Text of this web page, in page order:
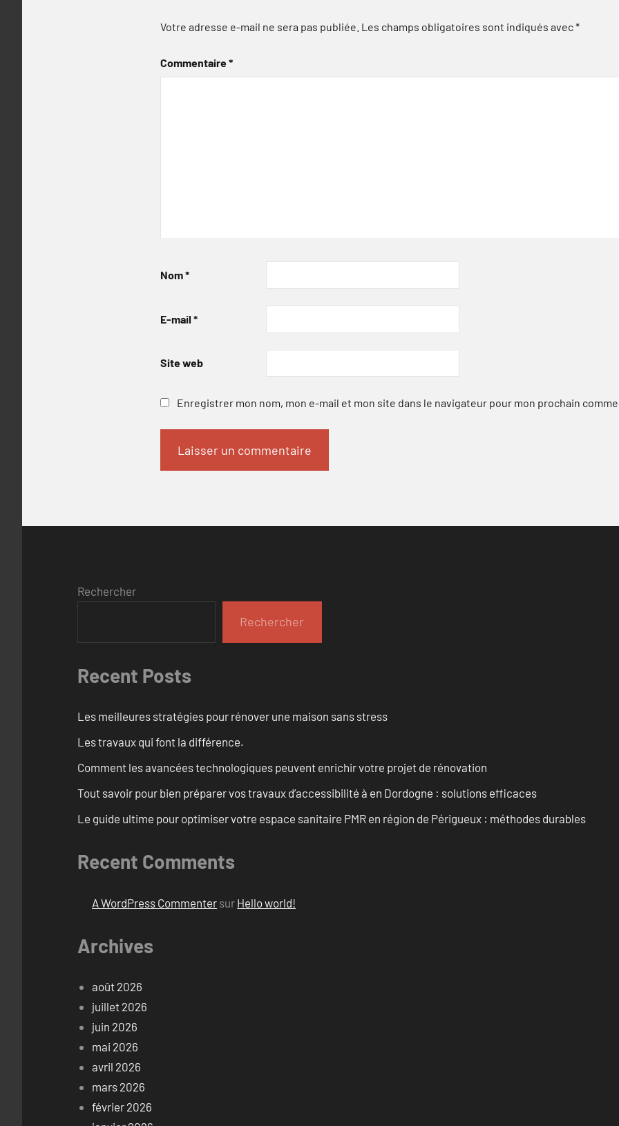
Votre adresse e-mail ne sera pas publiée. Les champs obligatoires sont indiqués avec*
Commentaire*
Nom*
E-mail *
Site web
Enregistrer mon nom, mon e-mail et mon site dans le navigateur pour mon prochain
Rechercher
Rechercher
Recent Posts
Les meilleures stratégies pour rénover une maison sans stress
Les travaux qui font la différence.
Comment les avancées technologiques peuvent enrichir votre projet de rénovation
Tout savoir pour bien préparer vos travaux d’accessibilité à en Dordogne : solutions efficaces
Le guide ultime pour optimiser votre espace sanitaire PMR en région de Périgueux : méthodes durables
Recent Comments
A WordPress Commenter sur Hello world!
Archives
août 2026
juillet 2026
juin 2026
mai 2026
avril 2026
mars 2026
février 2026